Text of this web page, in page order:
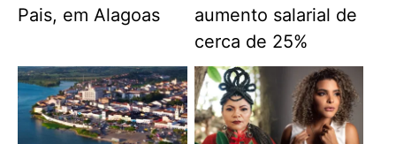
Pais, em Alagoas
aumento salarial de
cerca de 25%